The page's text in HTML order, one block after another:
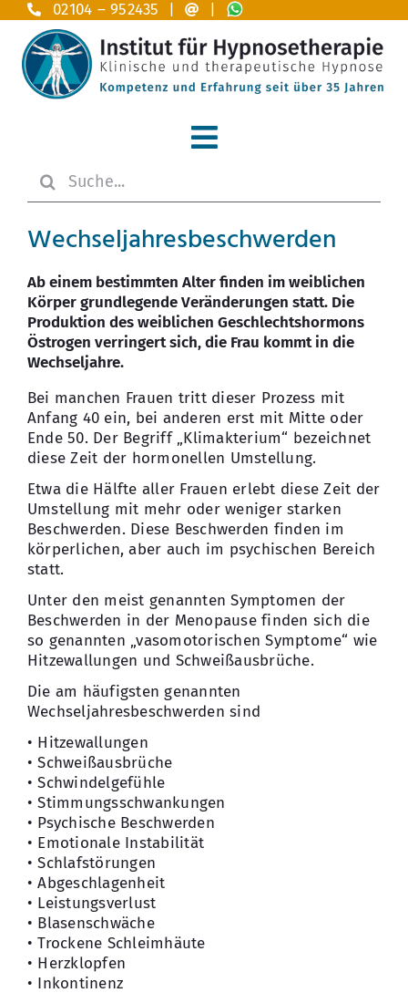
Zum
Inhalt
springen
02104 – 952435 |
Toggle
Home
Hypnosetherapie
Anwendungsgebiete A – Z
Das Institut
Ausbildung
Kontakt
Suche
nach:
Wechseljahresbeschwerden
Ab einem bestimmten Alter finden im weiblichen
Körper grundlegende Veränderungen statt. Die
Produktion des weiblichen Geschlechtshormons
Östrogen verringert sich, die Frau kommt in die
Wechseljahre.
Bei manchen Frauen tritt dieser Prozess mit
Anfang 40 ein, bei anderen erst mit Mitte oder
Ende 50. Der Begriff „Klimakterium“ bezeichnet
diese Zeit der hormonellen Umstellung.
Etwa die Hälfte aller Frauen erlebt diese Zeit der
Umstellung mit mehr oder weniger starken
Beschwerden. Diese Beschwerden finden im
körperlichen, aber auch im psychischen Bereich
statt.
Unter den meist genannten Symptomen der
Beschwerden in der Menopause finden sich die
so genannten „vasomotorischen Symptome“ wie
Hitzewallungen und Schweißausbrüche.
Die am häufigsten genannten
Wechseljahresbeschwerden sind
• Hitzewallungen
• Schweißausbrüche
• Schwindelgefühle
• Stimmungsschwankungen
• Psychische Beschwerden
• Emotionale Instabilität
• Schlafstörungen
• Abgeschlagenheit
• Leistungsverlust
• Blasenschwäche
• Trockene Schleimhäute
• Herzklopfen
• Inkontinenz